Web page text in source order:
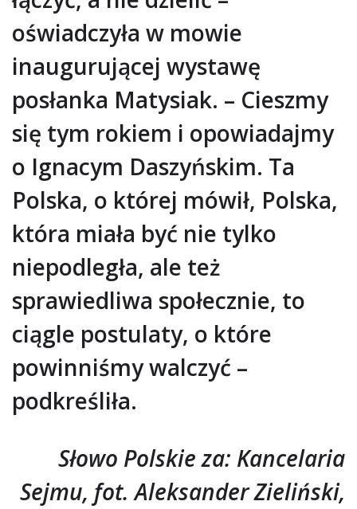
oświadczyła w mowie
inaugurującej wystawę
posłanka Matysiak. – Cieszmy
się tym rokiem i opowiadajmy
o Ignacym Daszyńskim. Ta
Polska, o której mówił, Polska,
która miała być nie tylko
niepodległa, ale też
sprawiedliwa społecznie, to
ciągle postulaty, o które
powinniśmy walczyć –
podkreśliła.
Słowo Polskie za: Kancelaria
Sejmu, fot. Aleksander Zieliński,